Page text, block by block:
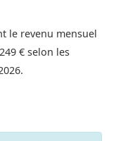
le revenu mensuel
€ selon les